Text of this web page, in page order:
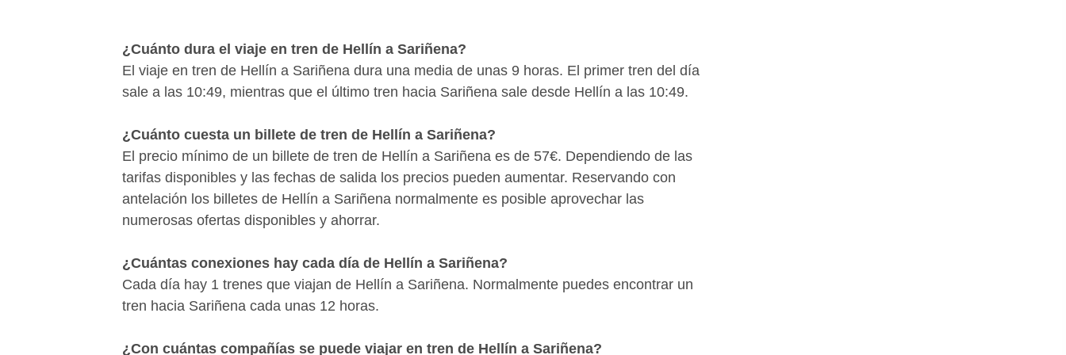
¿Cuánto dura el viaje en tren de Hellín a Sariñena?
El viaje en tren de Hellín a Sariñena dura una media de unas 9 horas. El primer tren del día
sale a las 10:49, mientras que el último tren hacia Sariñena sale desde Hellín a las 10:49.
¿Cuánto cuesta un billete de tren de Hellín a Sariñena?
El precio mínimo de un billete de tren de Hellín a Sariñena es de 57€. Dependiendo de las
tarifas disponibles y las fechas de salida los precios pueden aumentar. Reservando con
antelación los billetes de Hellín a Sariñena normalmente es posible aprovechar las
numerosas ofertas disponibles y ahorrar.
¿Cuántas conexiones hay cada día de Hellín a Sariñena?
Cada día hay 1 trenes que viajan de Hellín a Sariñena. Normalmente puedes encontrar un
tren hacia Sariñena cada unas 12 horas.
¿Con cuántas compañías se puede viajar en tren de Hellín a Sariñena?